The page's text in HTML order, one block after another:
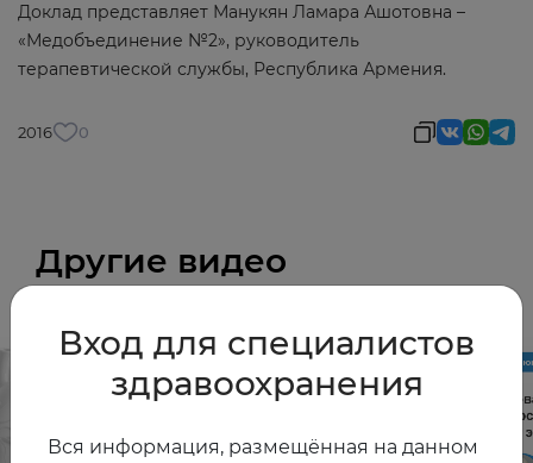
Доклад представляет Манукян Ламара Ашотовна –
«Медобъединение №2», руководитель
терапевтической службы, Республика Армения.
2016 0
Другие видео
Вход для специалистов
здравоохранения
Вся информация, размещённая на данном